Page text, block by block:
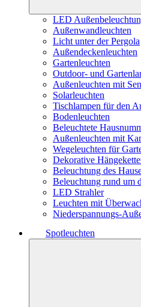
LED
Außenwandleuchten
Licht unter der Pergola
Außendeckenleuchten
Gartenleuchten
Outdoor- und
Außenleuchten mit
Solarleuchten
Tischlampen für den
Bodenleuchten
Beleuchtete
Außenleuchten mit
Wegeleuchten für
Dekorative
Beleuchtung des
Beleuchtung rund um
LED Strahler
Leuchten mit
Niederspannungs-
Spotleuchten